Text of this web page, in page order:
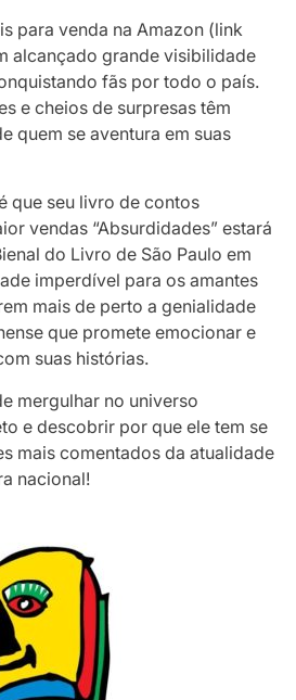
para venda na Amazon (link
alcançado grande visibilidade
fãs por todo o país.
e cheios de surpresas têm
quem se aventura em suas
que seu livro de contos
vendas “Absurdidades” estará
do Livro de São Paulo em
imperdível para os amantes
mais de perto a genialidade
que promete emocionar e
suas histórias.
mergulhar no universo
e descobrir por que ele tem se
mais comentados da atualidade
nacional!